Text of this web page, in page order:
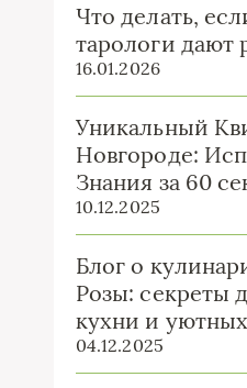
Что делать,
тарологи дают
16.01.2026
Уникальный
Новгороде:
Знания за 60
10.12.2025
Блог о
Розы: секреты
кухни и
04.12.2025